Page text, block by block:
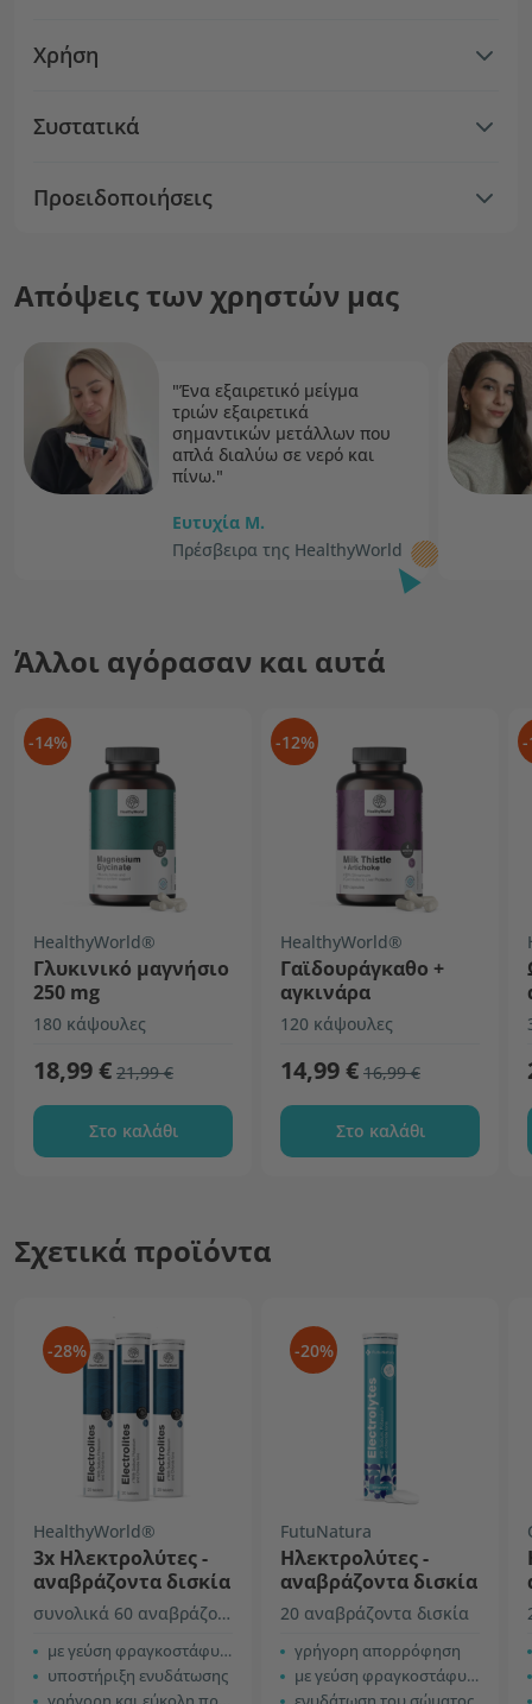
Χρήση
Συστατικά
Προειδοποιήσεις
Απόψεις των χρηστών μας
"Ένα εξαιρετικό μείγμα
τριών εξαιρετικά
σημαντικών μετάλλων που
απλά διαλύω σε νερό και
πίνω."
Ευτυχία Μ.
Πρέσβειρα της HealthyWorld
Άλλοι αγόρασαν και αυτά
-14%
HealthyWorld®
Γλυκινικό μαγνήσιο
250 mg
180 κάψουλες
18,99 € 21,99 €
Στο καλάθι
-12%
HealthyWorld®
Γαϊδουράγκαθο +
αγκινάρα
120 κάψουλες
14,99 € 16,99 €
Στο καλάθι
-
Σχετικά προϊόντα
-28%
HealthyWorld®
3x Ηλεκτρολύτες -
αναβράζοντα δισκία
συνολικά 60 αναβράζοντα δισκία
με γεύση φραγκοστάφυλο
υποστήριξη ενυδάτωσης
-20%
FutuNatura
Ηλεκτρολύτες -
αναβράζοντα δισκία
20 αναβράζοντα δισκία
γρήγορη απορρόφηση
με γεύση φραγκοστάφυλλου